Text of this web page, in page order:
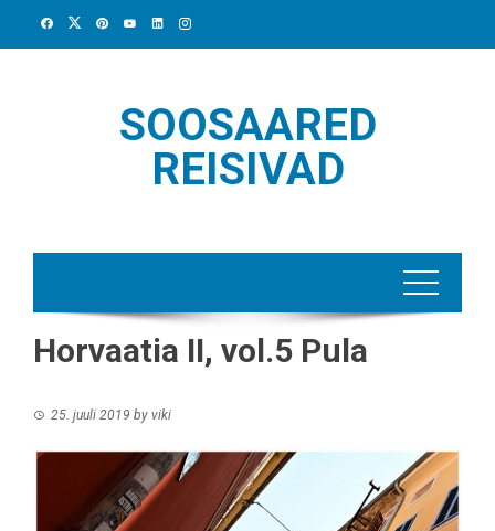
SOOSAARED
REISIVAD
Horvaatia II, vol.5 Pula
25. juuli 2019 by viki